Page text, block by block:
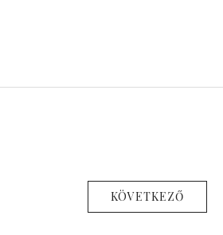
KÖVETKEZŐ